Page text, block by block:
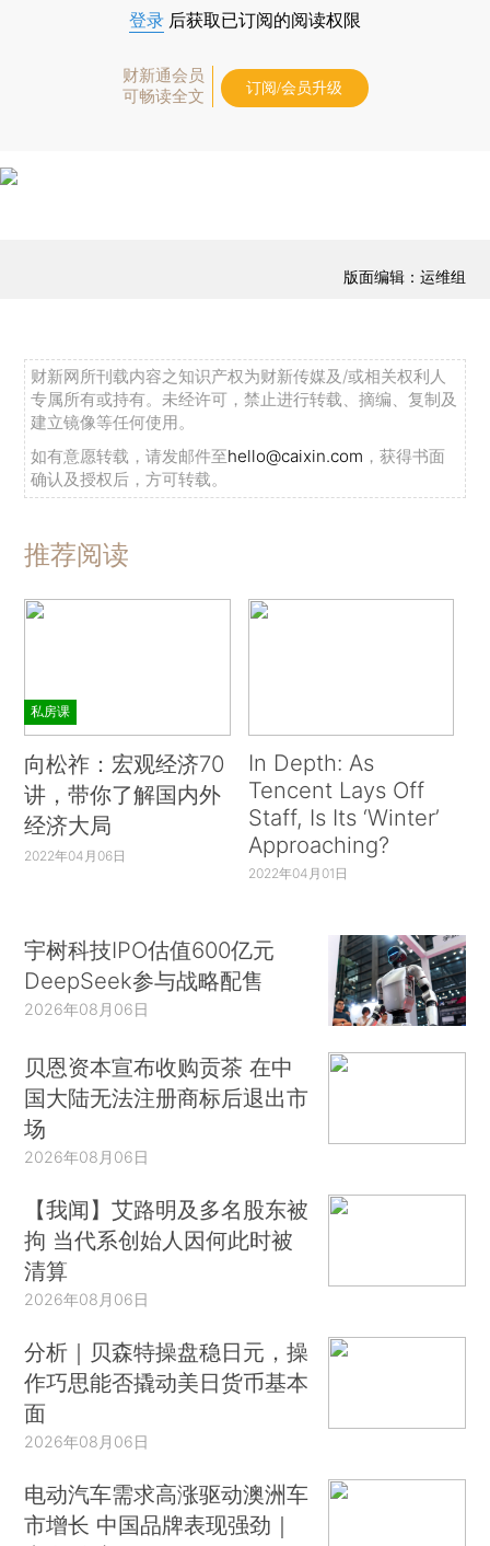
登录 后获取已订阅的阅读权限
财新通会员
可畅读全文
订阅/会员升级
版面编辑：运维组
财新网所刊载内容之知识产权为财新传媒及/或相关权利人
专属所有或持有。未经许可，禁止进行转载、摘编、复制及
建立镜像等任何使用。
如有意愿转载，请发邮件至hello@caixin.com ，获得书面
确认及授权后，方可转载。
推荐阅读
私房课
向松祚：宏观经济70
讲，带你了解国内外
经济大局
2022年04月06日
In Depth: As
Tencent Lays Off
Staff, Is Its ‘Winter’
Approaching?
2022年04月01日
宇树科技IPO估值600亿元
DeepSeek参与战略配售
2026年08月06日
贝恩资本宣布收购贡茶 在中
国大陆无法注册商标后退出市
场
2026年08月06日
【我闻】艾路明及多名股东被
拘 当代系创始人因何此时被
清算
2026年08月06日
分析｜贝森特操盘稳日元，操
作巧思能否撬动美日货币基本
面
2026年08月06日
电动汽车需求高涨驱动澳洲车
市增长 中国品牌表现强劲｜